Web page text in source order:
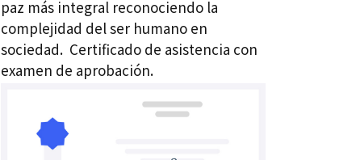
paz más integral reconociendo la
complejidad del ser humano en
sociedad. Certificado de asistencia con
examen de aprobación.